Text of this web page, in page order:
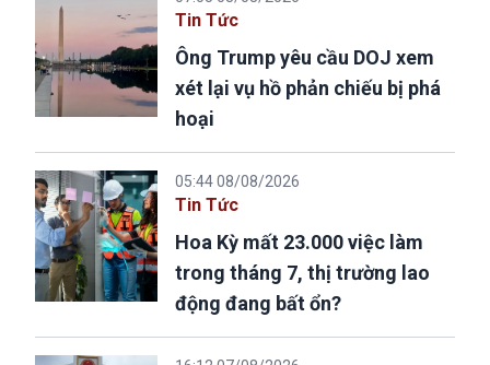
Tin Tức
Ông Trump yêu cầu DOJ xem
xét lại vụ hồ phản chiếu bị phá
hoại
05:44 08/08/2026
Tin Tức
Hoa Kỳ mất 23.000 việc làm
trong tháng 7, thị trường lao
động đang bất ổn?